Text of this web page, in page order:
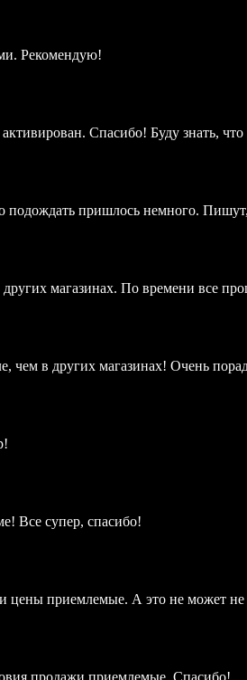
Рекомендую!
Спасибо! Буду знать, что
подождать пришлось немного.
магазинах. По времени все
чем в других магазинах! Очень
Все супер, спасибо!
цены приемлемые. А это не может не
продажи приемлемые. Спасибо!